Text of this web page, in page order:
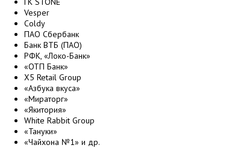
Vesper
Сoldy
ПАО Сбербанк
Банк ВТБ (ПАО)
РФК, «Локо-Банк»
«ОТП Банк»
X5 Retail Group
«Азбука вкуса»
«Мираторг»
«Якитория»
White Rabbit Group
«Тануки»
«Чайхона №1» и др.